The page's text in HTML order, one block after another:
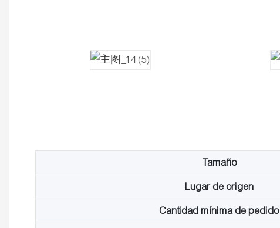
Tamaño
Lugar de origen
Cantidad mínima de pedido